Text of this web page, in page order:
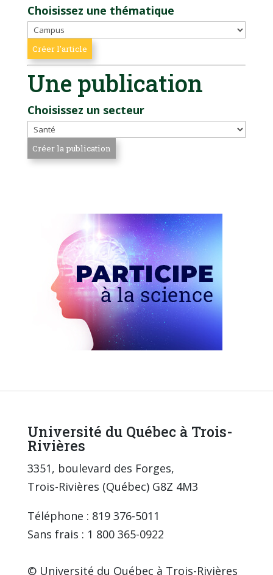
Choisissez une thématique
Une publication
Choisissez un secteur
Université du Québec à Trois-
Rivières
3351, boulevard des Forges,
Trois-Rivières (Québec) G8Z 4M3
Téléphone : 819 376-5011
Sans frais : 1 800 365-0922
© Université du Québec à Trois-Rivières